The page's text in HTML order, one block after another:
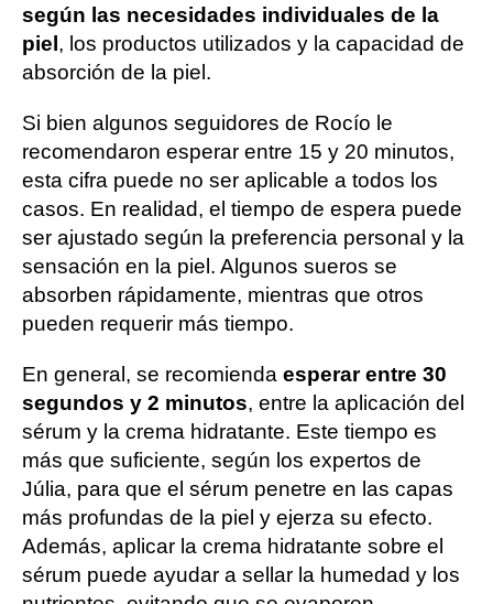
según las necesidades individuales de la
piel , los productos utilizados y la capacidad de
absorción de la piel.
Si bien algunos seguidores de Rocío le
recomendaron esperar entre 15 y 20 minutos,
esta cifra puede no ser aplicable a todos los
casos. En realidad, el tiempo de espera puede
ser ajustado según la preferencia personal y la
sensación en la piel. Algunos sueros se
absorben rápidamente, mientras que otros
pueden requerir más tiempo.
En general, se recomienda esperar entre 30
segundos y 2 minutos, entre la aplicación del
sérum y la crema hidratante. Este tiempo es
más que suficiente, según los expertos de
Júlia, para que el sérum penetre en las capas
más profundas de la piel y ejerza su efecto.
Además, aplicar la crema hidratante sobre el
sérum puede ayudar a sellar la humedad y los